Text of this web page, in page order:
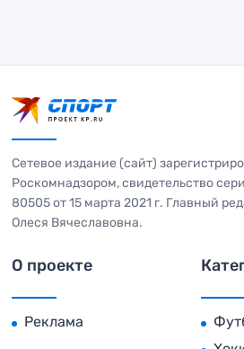
Сетевое издание (сайт)
Роскомнадзором, свидетельство
80505 от 15 марта 2021 г. Главный
Олеся Вячеславовна.
О проекте
Реклама